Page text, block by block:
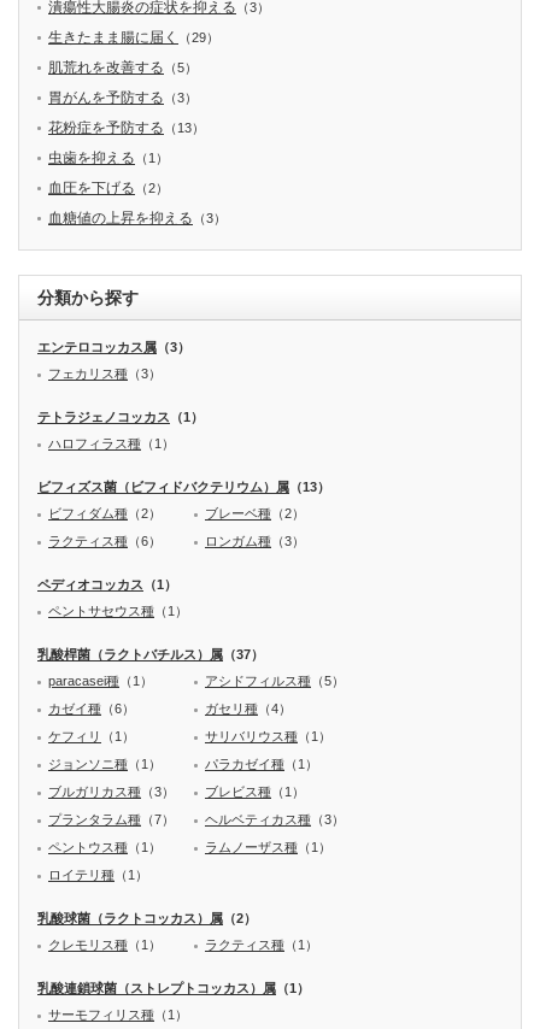
潰瘍性大腸炎の症状を抑える （3）
生きたまま腸に届く （29）
肌荒れを改善する （5）
胃がんを予防する （3）
花粉症を予防する （13）
虫歯を抑える （1）
血圧を下げる （2）
血糖値の上昇を抑える （3）
分類から探す
エンテロコッカス属 （3）
フェカリス種 （3）
テトラジェノコッカス （1）
ハロフィラス種 （1）
ビフィズス菌（ビフィドバクテリウム）属 （13）
ビフィダム種 （2） ブレーベ種 （2）
ラクティス種 （6） ロンガム種 （3）
ペディオコッカス （1）
ペントサセウス種 （1）
乳酸桿菌（ラクトバチルス）属 （37）
paracasei種 （1） アシドフィルス種 （5）
カゼイ種 （6） ガセリ種 （4）
ケフィリ
（1） サリバリウス種 （1）
ジョンソニ種 （1） パラカゼイ種 （1）
ブルガリカス種 （3） ブレビス種 （1）
プランタラム種 （7） ヘルベティカス種 （3）
ペントウス種 （1） ラムノーザス種 （1）
ロイテリ種 （1）
乳酸球菌（ラクトコッカス）属 （2）
クレモリス種 （1） ラクティス種 （1）
乳酸連鎖球菌（ストレプトコッカス）属 （1）
サーモフィリス種 （1）